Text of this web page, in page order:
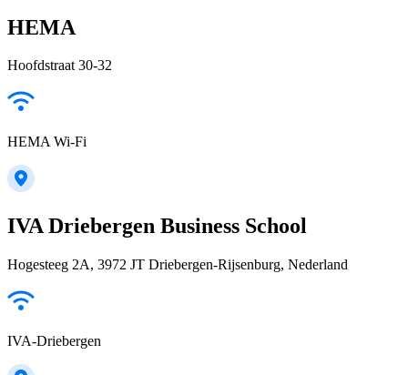
HEMA
Hoofdstraat 30-32
HEMA Wi-Fi
IVA Driebergen Business School
Hogesteeg 2A, 3972 JT Driebergen-Rijsenburg, Nederland
IVA-Driebergen